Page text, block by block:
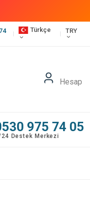
Türkçe TRY
Hesap
975 74 05
Destek Merkezi